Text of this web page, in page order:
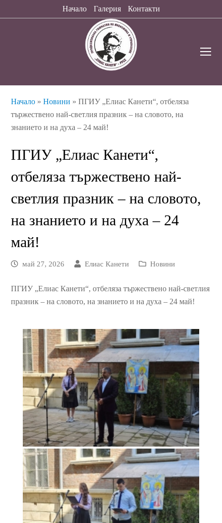
Начало Галерия Контакти
Начало »Новини »ПГИУ „Елиас Канети“, отбеляза
тържествено най-светлия празник – на словото, на
знанието и на духа – 24 май!
ПГИУ „Елиас Канети“,
отбеляза тържествено най-
светлия празник – на словото,
на знанието и на духа – 24
май!
май 27, 2026 Елиас Канети Новини
ПГИУ „Елиас Канети“, отбеляза тържествено най-светлия
празник – на словото, на знанието и на духа – 24 май!